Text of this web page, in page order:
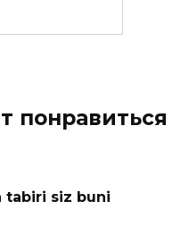
понравиться
tabiri siz buni